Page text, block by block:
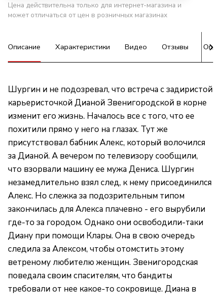
Цена действительна только для интернет-магазина и
может отличаться от цен в розничных магазинах
Описание Характеристики Видео Отзывы
Шургин и не подозревал, что встреча с задиристой
карьеристочкой Дианой Звенигородской в корне
изменит его жизнь. Началось все с того, что ее
похитили прямо у него на глазах. Тут же
присутствовал бабник Алекс, который волочился
за Дианой. А вечером по телевизору сообщили,
что взорвали машину ее мужа Дениса. Шургин
незамедлительно взял след, к нему присоединился
Алекс. Но слежка за подозрительным типом
закончилась для Алекса плачевно - его вырубили
где-то за городом. Однако они освободили-таки
Диану при помощи Клары. Она в свою очередь
следила за Алексом, чтобы отомстить этому
ветреному любителю женщин. Звенигородская
поведала своим спасителям, что бандиты
требовали от нее какое-то сокровище. Диана в